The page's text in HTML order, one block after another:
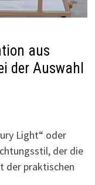
aus
der Auswahl
Light“ oder
der die
der praktischen